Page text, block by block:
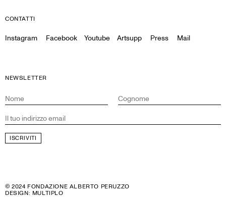
© 2024 FONDAZIONE ALBERTO PERUZZO
DESIGN: MULTIPLO
CONTATTI
Instagram Facebook Youtube Artsupp Press Mail
NEWSLETTER